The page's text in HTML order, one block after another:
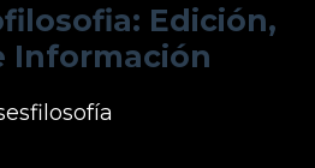
Edición,
Información